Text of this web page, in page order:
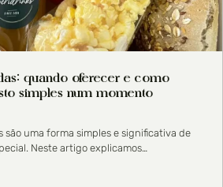
quando oferecer e como
simples num momento
são uma forma simples e significativa de
Neste artigo explicamos…